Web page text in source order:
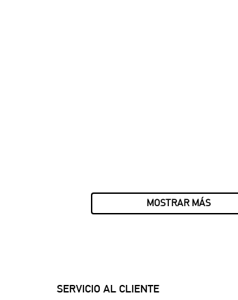
MOSTRAR MÁS
SERVICIO AL CLIENTE